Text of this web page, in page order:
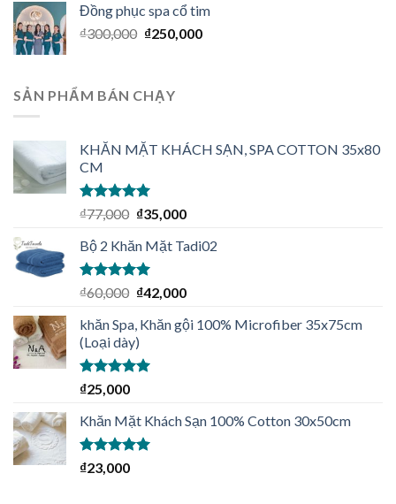
Đồng phục spa cổ tim
₫300,000 ₫250,000
SẢN PHẨM BÁN CHẠY
KHĂN MẶT KHÁCH SẠN, SPA COTTON 35x80
CM
Được xếp
hạng
sao
₫77,000 ₫35,000
Bộ 2 Khăn Mặt Tadi02
Được xếp
hạng
sao
₫60,000 ₫42,000
khăn Spa, Khăn gội 100% Microfiber 35x75cm
(Loại dày)
Được xếp
hạng
sao
₫25,000
Khăn Mặt Khách Sạn 100% Cotton 30x50cm
Được xếp
hạng
₫23,000